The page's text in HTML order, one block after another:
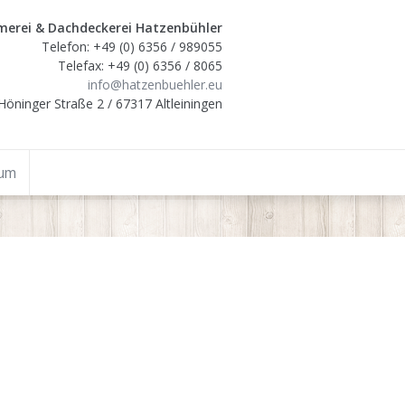
& Dachdeckerei Hatzenbühler
Telefon: +49 (0) 6356 / 989055
Telefax: +49 (0) 6356 / 8065
info@hatzenbuehler.eu
Straße 2 / 67317 Altleiningen